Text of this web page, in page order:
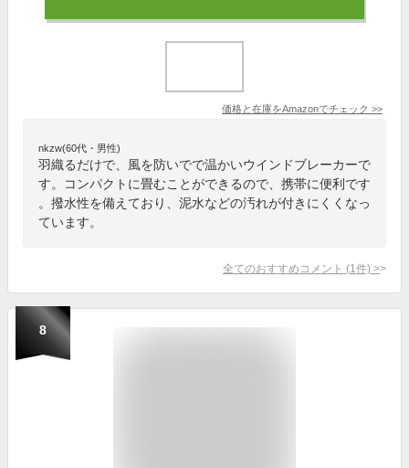
価格と在庫をAmazonでチェック >>
nkzw(60代・男性)
羽織るだけで、風を防いでで温かいウインドブレーカーで
す。コンパクトに畳むことができるので、携帯に便利です
。撥水性を備えており、泥水などの汚れが付きにくくなっ
ています。
全てのおすすめコメント (1 件) >
8